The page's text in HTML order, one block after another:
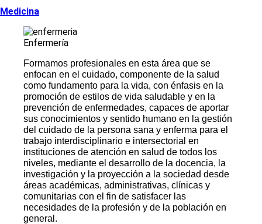
Medicina
Enfermería
Formamos profesionales en esta área que se
enfocan en el cuidado, componente de la salud
como fundamento para la vida, con énfasis en la
promoción de estilos de vida saludable y en la
prevención de enfermedades, capaces de aportar
sus conocimientos y sentido humano en la gestión
del cuidado de la persona sana y enferma para el
trabajo interdisciplinario e intersectorial en
instituciones de atención en salud de todos los
niveles, mediante el desarrollo de la docencia, la
investigación y la proyección a la sociedad desde
áreas académicas, administrativas, clínicas y
comunitarias con el fin de satisfacer las
necesidades de la profesión y de la población en
general.